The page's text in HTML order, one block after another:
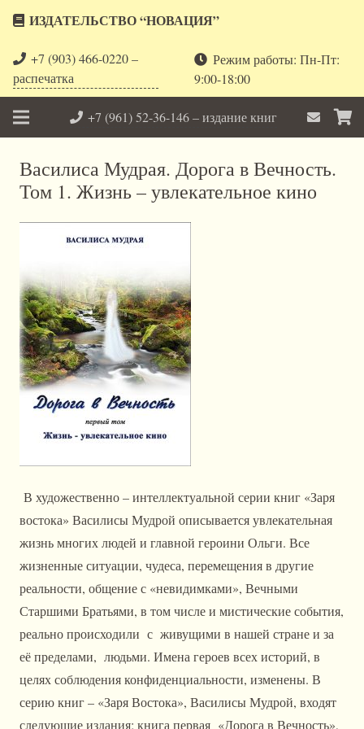
ИЗДАТЕЛЬСТВО “НОВАЦИЯ”
+7 (903) 466-0220 –
распечатка
Режим работы: Пн-Пт:
9:00-18:00
+7 (961) 52-36-146 – издание книг
Василиса Мудрая. Дорога в Вечность.
Том 1. Жизнь – увлекательное кино
В художественно – интеллектуальной серии книг «Заря
востока» Василисы Мудрой описывается увлекательная
жизнь многих людей и главной героини Ольги. Все
жизненные ситуации, чудеса, перемещения в другие
реальности, общение с «невидимками», Вечными
Старшими Братьями, в том числе и мистические события,
реально происходили с живущими в нашей стране и за
её пределами, людьми. Имена героев всех историй, в
целях соблюдения конфиденциальности, изменены. В
серию книг – «Заря Востока», Василисы Мудрой, входят
следующие издания; книга первая «Дорога в Вечность»,